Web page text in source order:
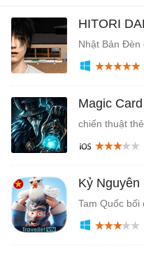
HITORI
Nhật Bản Đèn
Magic
chiến thuật
Kỷ Nguyên
Tam Quốc bối